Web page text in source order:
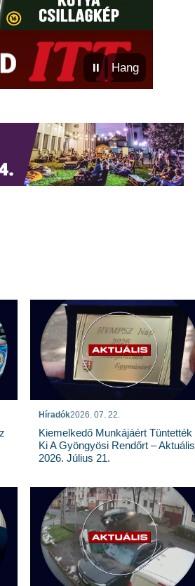
⏸ Hang
Híradók2026. 07. 22.
Kiemelkedő Munkájáért Tüntették
Ki A Gyöngyösi Rendőrt – Aktuális
2026. Július 21.